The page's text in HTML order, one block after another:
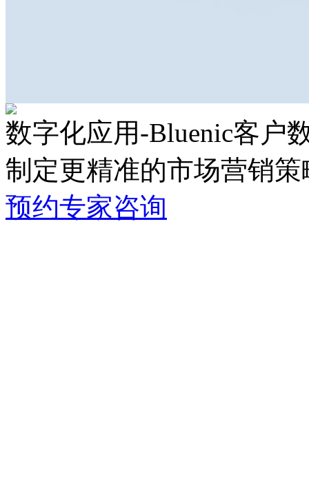
数字化应用-Bluenic客户
制定更精准的市场营销策
预约专家咨询